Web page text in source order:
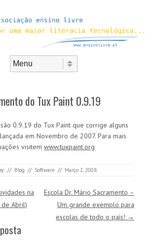
do Tux Paint 0.9.19
0.9.19 do Tux Paint que corrige alguns
em Novembro de 2007. Para mais
visitem www.tuxpaint.org
// Blog // Software // Março 2, 2008
na
de Abril)
Escola Dr. Mário Sacramento –
Um grande exemplo para
escolas de todo o país! →